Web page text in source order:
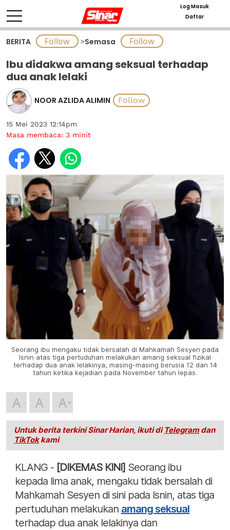
Log Masuk
Daftar
BERITA >Semasa
Ibu didakwa amang seksual terhadap
dua anak lelaki
NOOR AZLIDA ALIMIN
15 Mei 2023 12:14pm
Masa membaca: 3 minit
Seorang ibu mengaku tidak bersalah di Mahkamah Sesyen pada
Isnin atas tiga pertuduhan melakukan amang seksual fizikal
terhadap dua anak lelakinya, masing-masing berusia 12 dan 14
tahun ketika kejadian pada November tahun lepas.
A A A
Untuk berita terkini Sinar Harian, ikuti di Telegramdan
TikTokkami
KLANG - [DIKEMAS KINI] Seorang ibu
kepada lima anak, mengaku tidak bersalah di
Mahkamah Sesyen di sini pada Isnin, atas tiga
pertuduhan melakukan amang seksual
terhadap dua anak lelakinya dan